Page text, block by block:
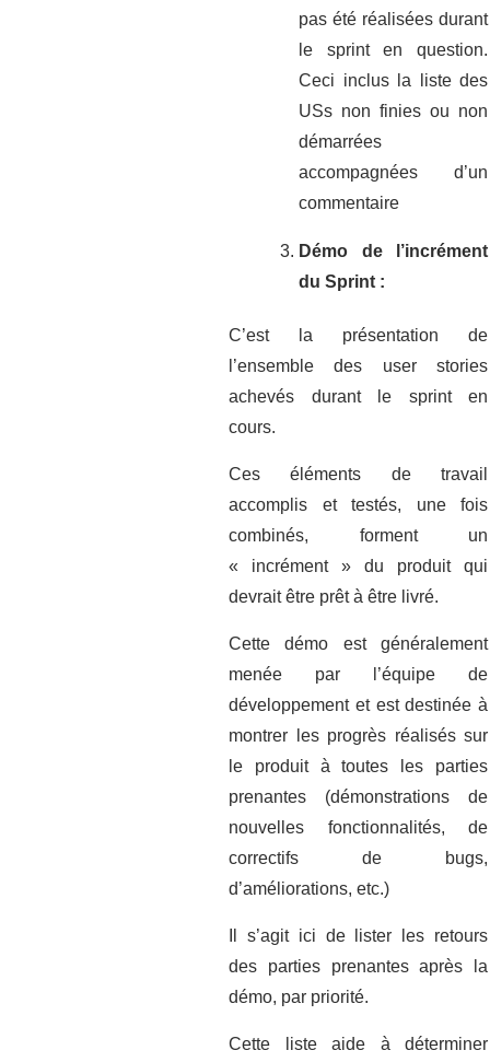
pas été réalisées durant
le sprint en question.
Ceci inclus la liste des
USs non finies ou non
démarrées
accompagnées d’un
commentaire
Démo de l’incrément
du Sprint :
C’est la présentation de
l’ensemble des user stories
achevés durant le sprint en
cours.
Ces éléments de travail
accomplis et testés, une fois
combinés, forment un
« incrément » du produit qui
devrait être prêt à être livré.
Cette démo est généralement
menée par l’équipe de
développement et est destinée à
montrer les progrès réalisés sur
le produit à toutes les parties
prenantes (démonstrations de
nouvelles fonctionnalités, de
correctifs de bugs,
d’améliorations, etc.)
Il s’agit ici de lister les retours
des parties prenantes après la
démo, par priorité.
Cette liste aide à déterminer